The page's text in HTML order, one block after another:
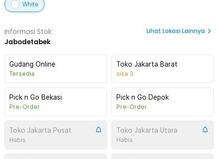
White
Informasi Stok:
Jabodetabek
Lihat Lokasi Lainnya
Gudang Online
Tersedia
Toko Jakarta Barat
sisa 3
Pick n Go Bekasi
Pre-Order
Pick n Go Depok
Pre-Order
Toko Jakarta Pusat
Habis
Toko Jakarta Utara
Habis